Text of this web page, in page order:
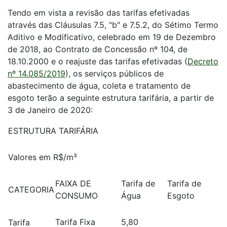
Tendo em vista a revisão das tarifas efetivadas
através das Cláusulas 7.5, "b" e 7.5.2, do Sétimo Termo
Aditivo e Modificativo, celebrado em 19 de Dezembro
de 2018, ao Contrato de Concessão nº 104, de
18.10.2000 e o reajuste das tarifas efetivadas (Decreto
nº 14.085/2019), os serviços públicos de
abastecimento de água, coleta e tratamento de
esgoto terão a seguinte estrutura tarifária, a partir de
3 de Janeiro de 2020:
ESTRUTURA TARIFÁRIA
Valores em R$/m³
CATEGORIA
FAIXA DE
CONSUMO
Tarifa de
Água
Tarifa de
Esgoto
Tarifa Tarifa Fixa 5,80